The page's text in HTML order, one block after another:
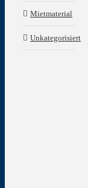
Mietmaterial
Unkategorisiert